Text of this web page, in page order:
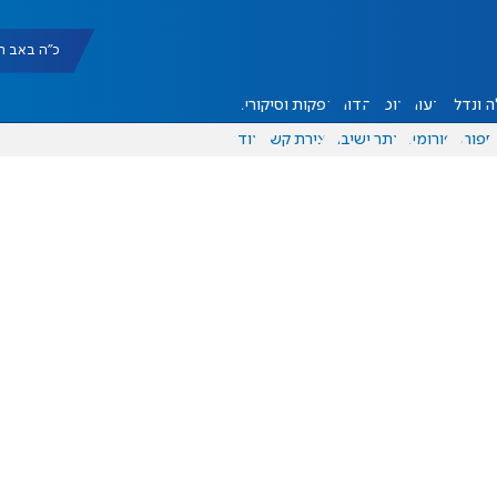
כ"ה באב תשפ"ו
ונדל"ן דעות אוכל יהדות הפקות וסיקורים
ספורט פורומים אתר ישיבה יצירת קשר עוד